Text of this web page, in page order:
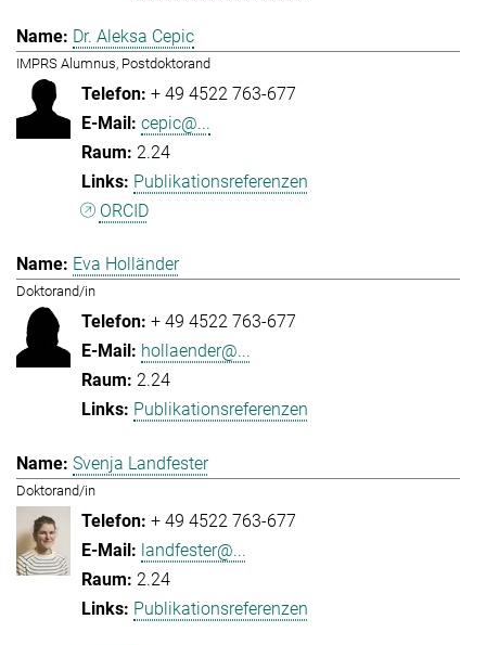
Dr. Aleksa Cepic
IMPRS Alumnus, Postdoktorand
+ 49 4522 763-677
cepic@...
2.24
Publikationsreferenzen
ORCID
Eva Holländer
Doktorand/in
+ 49 4522 763-677
hollaender@...
2.24
Publikationsreferenzen
Svenja Landfester
Doktorand/in
+ 49 4522 763-677
landfester@...
2.24
Publikationsreferenzen